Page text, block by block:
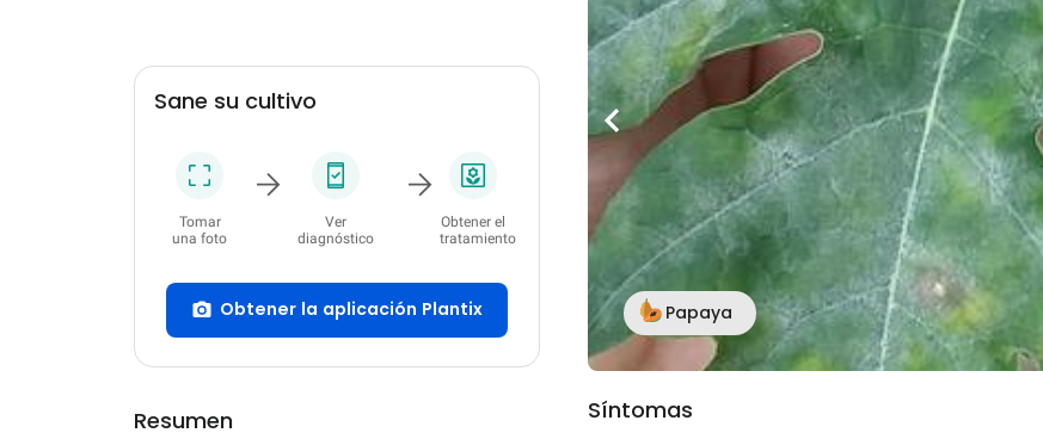
Sane su cultivo
Tomar
una foto
Ver
diagnóstico
Obtener el
tratamiento
Obtener la aplicación Plantix
Resumen
Papaya
Síntomas